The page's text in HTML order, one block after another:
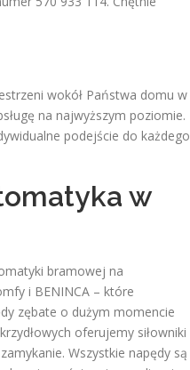
wokół Państwa domu w
na najwyższym poziomie.
podejście do każdego
w
bramowej na
i BENINCA – które
zębate o dużym momencie
oferujemy siłowniki
Wszystkie napędy są